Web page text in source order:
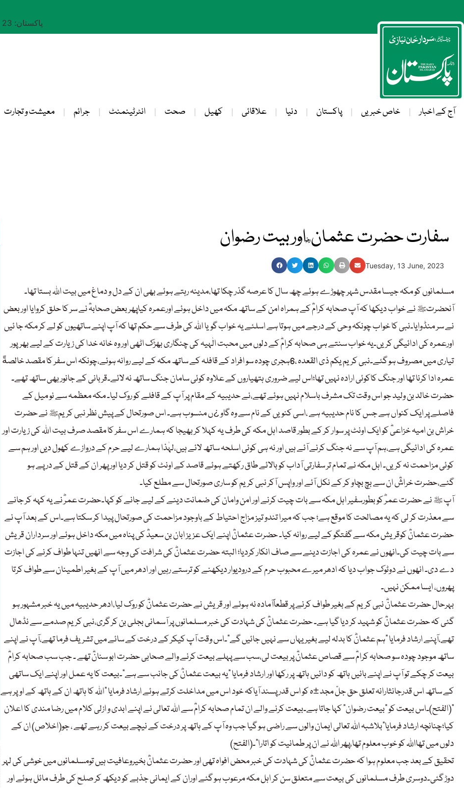
پاکستان: 23 صفر 1448
آج کے اخبار خاص خبریں پاکستان دنیا علاقائی کھیل صحت انٹرٹینمنٹ جرائم معیشت و تجارت
سفارت حضرت عثمان ؓ اوربیت رضوان
Tuesday, 13 June, 2023
مسلمانوں کو مکہ جیسا مقدس شہر چھوڑے ہوئے چھ سال کا عرصہ گذر چکا تھا،مدینہ رہتے ہوئے بھی ان کے دل و دماغ میں بیت اللہ بستا تھا۔
آنحضرتﷺ نے خواب دیکھا کہ آپ صحابہ کرامؓ کے ہمراہ امن کے ساتھ مکہ میں داخل ہوئے اورعمرہ کیاپھر بعض صحابہؓ نے سر کا حلق کروایا اور بعض
نے سر منڈوایا۔نبی کا خواب چونکہ وحی کے درجے میں ہوتا ہے اسلئے یہ خواب گویا اللہ کی طرف سے حکم تھا کہ آپ اپنے ساتھیوں کو لے کر مکہ جا ئیں
اورعمرہ کی ادائیگی کریں۔یہ خواب سنتے ہی صحابہ کرامؓ کے دلوں میں محبت الٰہیہ کی چنگاری بھڑک اٹھی اور وہ خانہ خدا کی زیارت کے لیے بھرپور
تیاری میں مصروف ہو گئے۔نبی کریم یکم ذی القعدہ ،6ہجری چودہ سو افراد کے قافلہ کے ساتھ مکہ کے لیے روانہ ہوئے،چونکہ اس سفر کا مقصد خالصةً
عمرہ ادا کرنا تھا اور جنگ کاکوئی ارادہ نہیں تھا؛اس لیے ضروری ہتھیاروں کے علاوہ کوئی سامان جنگ ساتھ نہ لائے۔قربانی کے جانور بھی ساتھ تھے۔
حضرت خالد بن ولید جو اس وقت تک مشرف باسلام نہیں ہوئے تھے،نے حدیبیہ کے مقام پر آپ کے قافلے کو روک لیا۔ مکہ معظمہ سے نو میل کے
فاصلے پر ایک کنواں ہے جس کا نام حدیبیہ ہے ،اسی کنویں کے نام سے وہ گاو ¿ں منسوب ہے۔ اس صورتحال کے پیش نظر نبی کریمﷺ نے حضرت
خراش بن امیہ خزاعیؓ کو ایک اونٹ پر سوار کر کے بطور قاصد اہل مکہ کی طرف یہ کہلا کر بھیجا کہ ہمارے اس سفر کا مقصد صرف بیت اللہ کی زیارت اور
عمرہ کی ادائیگی ہے،ہم آپ سے نہ جنگ کرنے آئے ہیں اور نہ ہی کوئی اسلحہ ساتھ لائے ہیں،لہٰذا ہمارے لیے حرم کے دروازے کھول دیں اور ہم سے
کوئی مزاحمت نہ کریں۔ اہل مکہ نے تمام تر سفارتی آداب کو بالائے طاق رکھتے ہوئے قاصد کے اونٹ کو قتل کر دیا اور پھر ان کے قتل کے در پے ہو
گئے،حضرت خراشؓ ان سے بچ بچاو کر کے نکل آئے اور واپس آکر نبی کریم کو ساری صورتحال سے مطلع کیا۔
آپ ﷺ نے حضرت عمرؓ کو بطورسفیر اہل مکہ سے بات چیت کرنے اور امن وامان کی ضمانت دینے کے لیے جانے کو کہا۔حضرت عمرؓ نے یہ کہہ کر جانے
سے معذرت کر لی کہ یہ مصالحت کا موقع ہے؛ جب کہ میرا تندو تیز مزاج احتیاط کے باوجود مزاحمت کی صورتحال پیدا کر سکتا ہے۔اس کے بعد آپ نے
حضرت عثمانؓ کوقریش مکہ سے گفتگو کے لیے روانہ کیا۔ حضرت عثمانؓ اپنے ایک عزیز ابان بن سعیدؓ کی پناہ میں مکہ داخل ہوئے اور سرداران قریش
سے بات چیت کی۔انھوں نے عمرہ کی اجازت دینے سے صاف انکار کردیا؛ البتہ حضرت عثمانؓ کی شرافت کی وجہ سے انھیں تنہا طواف کرنے کی اجازت
دے دی۔ انھوں نے دوٹوک جواب دیا کہ ادھر میرے محبوب حرم کے درودیوار دیکھنے کو ترستے رہیں اور ادھر میں آپ کے بغیر اطمینان سے طواف کرتا
پھروں، ایسا ممکن نہیں۔
بہرحال حضرت عثمانؓ نبی کریم کے بغیر طواف کرنے پر قطعاًآمادہ نہ ہوئے اور قریش نے حضرت عثمانؓ کو روک لیا،ادھر حدیبیہ میں یہ خبر مشہور ہو
گئی کہ حضرت عثمانؓ کو شہید کر دیا گیا ہے۔ حضرت عثمانؓ کی شہادت کی خبر مسلمانوں پر آسمانی بجلی بن کر گری،نبی کریم صدمے سے نڈھال
تھے،آپنے ارشاد فرمایا ”ہم عثمانؓ کا بدلہ لیے بغیر یہاں سے نہیں جائیں گے“۔اس وقت آپ کیکر کے درخت کے سائے میں تشریف فرما تھے،آپ نے اپنے
ساتھ موجود چودہ سو صحابہ کرامؓ سے قصاص عثمانؓ پر بیعت لی،سب سے پہلے بیعت کرنے والے صحابی حضرت ابو سنانؓ تھے ۔ جب سب صحابہ کرامؓ
بیعت کر چکے تو آپ نے اپنے بائیں ہاتھ کو دائیں ہاتھ پر رکھا اور ارشاد فرمایا ”یہ بیعت عثمانؓ کی جانب سے ہے“۔بیعت کا یہ عمل اور اپنے ایک ساتھی
کے ساتھ اس قدرجانثارانہ تعلق حق جلّ مجد ±ہ کو اس قدر پسند آیاکہ خود اس میں مداخلت کرتے ہوئے ارشاد فرمایا ”اللہ کا ہاتھ ان کے ہاتھ کے اوپر ہے
“(الفتح)۔اس بیعت کو ”بیعت رضوان“ کہا جاتا ہے۔بیعت کرنے والے ان تمام صحابہ کرامؓ سے اللہ تعالی نے اپنے ابدی و ازلی کلام میں رضا مندی کا اعلان
کیا؛چنانچہ ارشاد فرمایا”بلاشبہ اللہ تعالی ایمان والوں سے راضی ہو گیا جب وہ آپ کے ہاتھ پر درخت کے نیچے بیعت کر رہے تھے ، جو(اخلاص) ان کے
دلوں میں تھااللہ کو خوب معلوم تھا،پھر اللہ نے ان پر طمانیت کو اتارا“۔(الفتح)
تحقیق کے بعد جب معلوم ہوا کہ حضرت عثمانؓ کی شہادت کی خبر محض افواہ تھی اور حضرت عثمانؓ بخیروعافیت ہیں تومسلمانوں میں خوشی کی لہر
دوڑ گئی۔دوسری طرف مسلمانوں کی بیعت سے متعلق سن کر اہل مکہ مرعوب ہو گئے اوران کے ایمانی جذبے کو دیکھ کر صلح کی طرف مائل ہوئے اور